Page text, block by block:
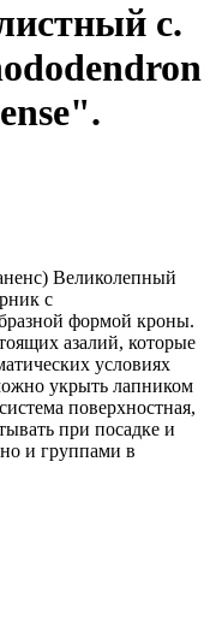
с.
Великолепный
с
формой кроны.
азалий, которые
условиях
укрыть лапником
поверхностная,
при посадке и
и группами в